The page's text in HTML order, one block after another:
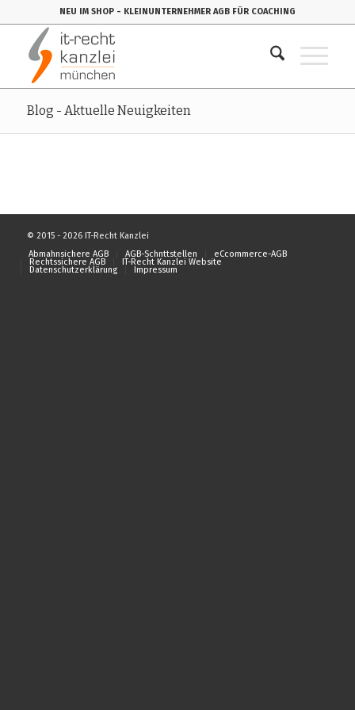
NEU IM SHOP - KLEINUNTERNEHMER AGB FÜR COACHING
Blog - Aktuelle Neuigkeiten
© 2015 - 2026 IT-Recht Kanzlei
Abmahnsichere AGB
AGB-Schnttstellen eCcommerce-AGB
Rechtssichere AGB IT-Recht Kanzlei Website
Datenschutzerklärung Impressum